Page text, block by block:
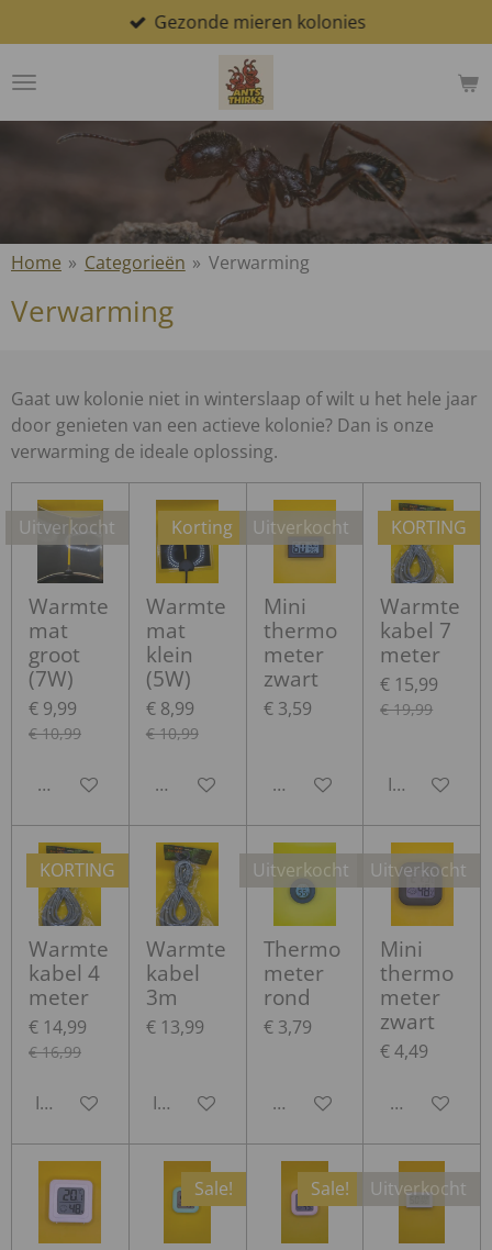
direct
naar
Gezonde mieren kolonies
Home » Categorieën » Verwarming
Verwarming
Gaat uw kolonie niet in winterslaap of wilt u het hele jaar
door genieten van een actieve kolonie? Dan is onze
verwarming de ideale oplossing.
Uitverkocht
Warmte
mat
groot
(7W)
€ 9,99
€ 10,99
Houd mij op de hoogte
Korting
Warmte
mat
klein
(5W)
€ 8,99
€ 10,99
Houd mij op de hoogte
Uitverkocht
Mini
thermo
meter
zwart
€ 3,59
Houd mij op de hoogte
KORTING
Warmte
kabel 7
meter
€ 15,99
€ 19,99
In
KORTING
Warmte
kabel 4
meter
€ 14,99
€ 16,99
In winkelwagen
Warmte
kabel
3m
€ 13,99
In winkelwagen
Uitverkocht
Thermo
meter
rond
€ 3,79
Houd mij op de hoogte
Uitverkocht
Mini
thermo
meter
zwart
€ 4,49
Houd mij
Sale! Sale! Uitverkocht